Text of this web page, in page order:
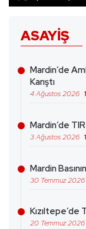
ASAYIŞ
Mardin’de
Karıştı
4 Ağustos 2026
Mardin’de
3 Ağustos 2026
Mardin
30 Temmuz 2026
Kızıltepe’de
20 Temmuz 2026